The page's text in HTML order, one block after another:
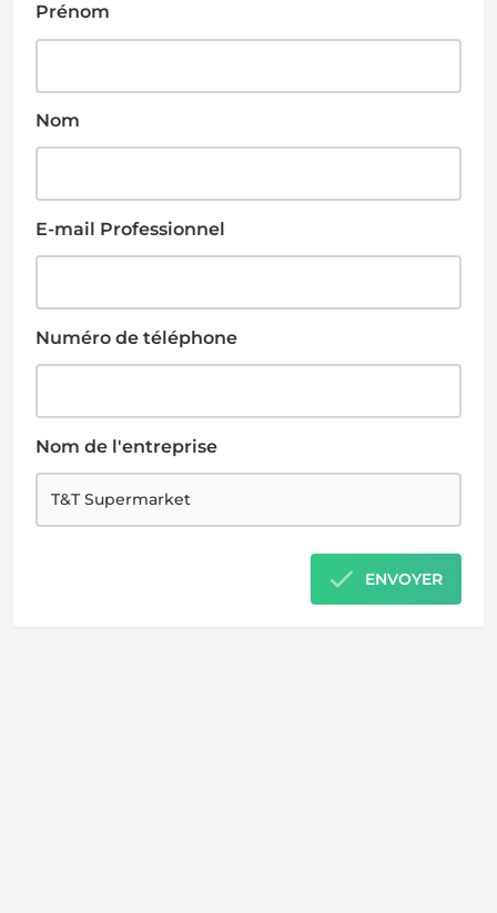
Prénom
Nom
E-mail Professionnel
Numéro de téléphone
Nom de l'entreprise
ENVOYER